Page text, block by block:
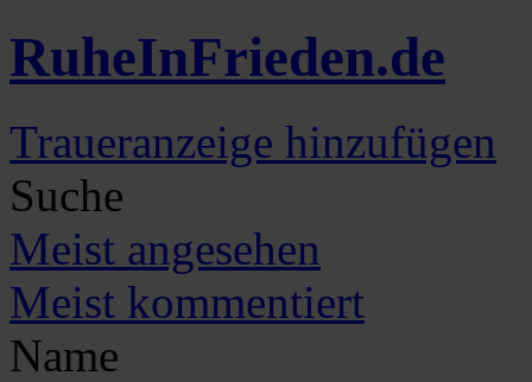
RuheInFrieden.de
Traueranzeige hinzufügen
Suche
Meist angesehen
Meist kommentiert
Name